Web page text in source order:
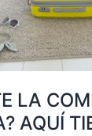
LA
AQUÍ